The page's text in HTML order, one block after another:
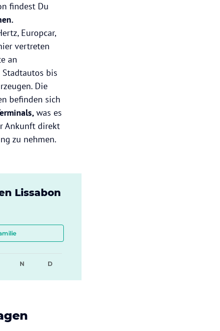
findest Du
Europcar,
vertreten
an
bis
Die
befinden sich
was es
Ankunft direkt
zu nehmen.
Lissabon
N D